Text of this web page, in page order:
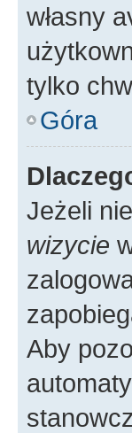
własny
tylko
Góra
Jeżeli
wizycie
Aby